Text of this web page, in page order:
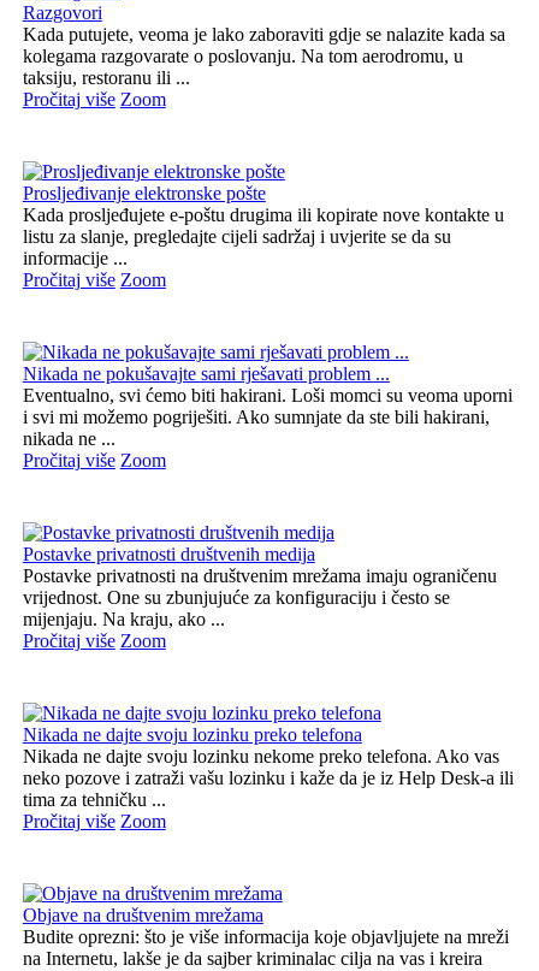
Razgovori
Kada putujete, veoma je lako zaboraviti gdje se nalazite kada sa
kolegama razgovarate o poslovanju. Na tom aerodromu, u
taksiju, restoranu ili ...
Pročitaj više Zoom
Prosljeđivanje elektronske pošte
Kada prosljeđujete e-poštu drugima ili kopirate nove kontakte u
listu za slanje, pregledajte cijeli sadržaj i uvjerite se da su
informacije ...
Pročitaj više Zoom
Nikada ne pokušavajte sami rješavati problem ...
Eventualno, svi ćemo biti hakirani. Loši momci su veoma uporni
i svi mi možemo pogriješiti. Ako sumnjate da ste bili hakirani,
nikada ne ...
Pročitaj više Zoom
Postavke privatnosti društvenih medija
Postavke privatnosti na društvenim mrežama imaju ograničenu
vrijednost. One su zbunjujuće za konfiguraciju i često se
mijenjaju. Na kraju, ako ...
Pročitaj više Zoom
Nikada ne dajte svoju lozinku preko telefona
Nikada ne dajte svoju lozinku nekome preko telefona. Ako vas
neko pozove i zatraži vašu lozinku i kaže da je iz Help Desk-a ili
tima za tehničku ...
Pročitaj više Zoom
Objave na društvenim mrežama
Budite oprezni: što je više informacija koje objavljujete na mreži
na Internetu, lakše je da sajber kriminalac cilja na vas i kreira